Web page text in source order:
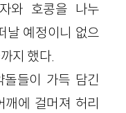
와 호콩을 나누
날 예정이니 없으
지 했다.
돌들이 가득 담긴
에 걸머져 허리